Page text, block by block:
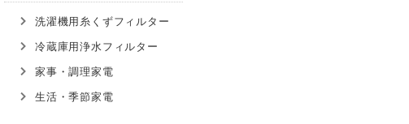
洗濯機用糸くずフィルター
冷蔵庫用浄水フィルター
家事・調理家電
生活・季節家電